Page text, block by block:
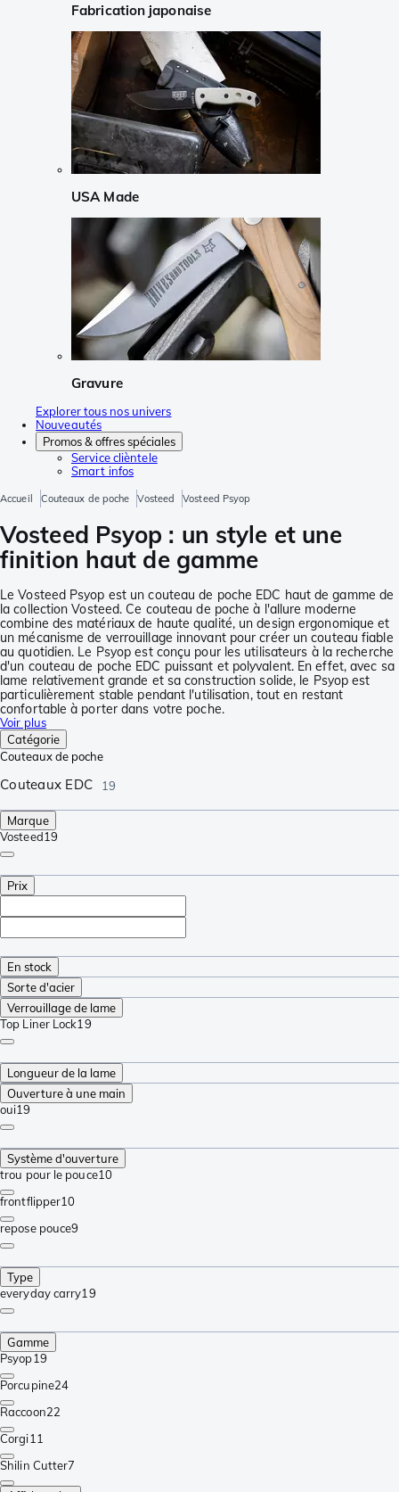
Fabrication japonaise
USA Made
Gravure
Explorer tous nos univers
Nouveautés
Promos & offres spéciales
Service clièntele
Smart infos
Accueil Couteaux de poche Vosteed Vosteed Psyop
Vosteed Psyop : un style et une
finition haut de gamme
Le Vosteed Psyop est un couteau de poche EDC haut de gamme de
la collection Vosteed. Ce couteau de poche à l'allure moderne
combine des matériaux de haute qualité, un design ergonomique et
un mécanisme de verrouillage innovant pour créer un couteau fiable
au quotidien. Le Psyop est conçu pour les utilisateurs à la recherche
d'un couteau de poche EDC puissant et polyvalent. En effet, avec sa
lame relativement grande et sa construction solide, le Psyop est
particulièrement stable pendant l'utilisation, tout en restant
confortable à porter dans votre poche.
Voir plus
Catégorie
Couteaux de poche
Couteaux EDC 19
Marque
Vosteed19
Prix
En stock
Sorte d'acier
Verrouillage de lame
Top Liner Lock19
Longueur de la lame
Ouverture à une main
oui19
Système d'ouverture
trou pour le pouce10
frontflipper10
repose pouce9
Type
everyday carry19
Gamme
Psyop19
Porcupine24
Raccoon22
Corgi11
Shilin Cutter7